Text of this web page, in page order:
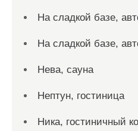
На сладкой базе,
На сладкой базе,
Нева, сауна
Нептун, гостиница
Ника, гостиничный